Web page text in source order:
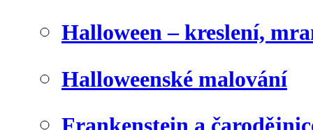
Halloween – kreslení,
Halloweenské malování
Frankenstein a